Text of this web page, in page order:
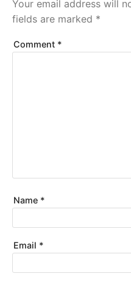
Your email address will
fields are marked *
Comment *
Name *
Email *